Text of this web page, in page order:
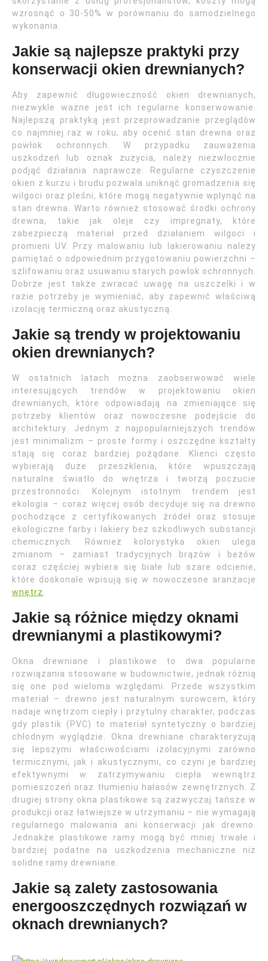
wzrosnąć o 30-50% w porównaniu do samodzielnego
wykonania.
Jakie są najlepsze praktyki przy
konserwacji okien drewnianych?
Aby zapewnić długowieczność okien drewnianych,
niezwykle ważne jest ich regularne konserwowanie.
Najlepszą praktyką jest przeprowadzanie przeglądów
co najmniej raz w roku, aby ocenić stan drewna oraz
powłok ochronnych. W przypadku zauważenia
uszkodzeń lub oznak zużycia, należy niezwłocznie
podjąć działania naprawcze. Regularne czyszczenie
okien z kurzu i brudu pozwala uniknąć gromadzenia się
wilgoci oraz pleśni, które mogą negatywnie wpłynąć na
stan drewna. Warto również stosować środki ochrony
drewna, takie jak oleje czy impregnaty, które
zabezpieczą materiał przed działaniem wilgoci i
promieni UV. Przy malowaniu lub lakierowaniu należy
pamiętać o odpowiednim przygotowaniu powierzchni –
szlifowaniu oraz usuwaniu starych powłok ochronnych.
Dobrze jest także zwracać uwagę na uszczelki i w
razie potrzeby je wymieniać, aby zapewnić właściwą
izolację termiczną oraz akustyczną.
Jakie są trendy w projektowaniu
okien drewnianych?
W ostatnich latach można zaobserwować wiele
interesujących trendów w projektowaniu okien
drewnianych, które odpowiadają na zmieniające się
potrzeby klientów oraz nowoczesne podejście do
architektury. Jednym z najpopularniejszych trendów
jest minimalizm – proste formy i oszczędne kształty
stają się coraz bardziej pożądane. Klienci często
wybierają duże przeszklenia, które wpuszczają
naturalne światło do wnętrza i tworzą poczucie
przestronności. Kolejnym istotnym trendem jest
ekologia – coraz więcej osób decyduje się na drewno
pochodzące z certyfikowanych źródeł oraz stosuje
ekologiczne farby i lakiery bez szkodliwych substancji
chemicznych. Również kolorystyka okien ulega
zmianom – zamiast tradycyjnych brązów i beżów
coraz częściej wybiera się białe lub szare odcienie,
które doskonale wpisują się w nowoczesne aranżacje
wnętrz
Jakie są różnice między oknami
drewnianymi a plastikowymi?
Okna drewniane i plastikowe to dwa popularne
rozwiązania stosowane w budownictwie, jednak różnią
się one pod wieloma względami. Przede wszystkim
materiał – drewno jest naturalnym surowcem, który
nadaje wnętrzom ciepły i przytulny charakter, podczas
gdy plastik (PVC) to materiał syntetyczny o bardziej
chłodnym wyglądzie. Okna drewniane charakteryzują
się lepszymi właściwościami izolacyjnymi zarówno
termicznymi, jak i akustycznymi, co czyni je bardziej
efektywnymi w zatrzymywaniu ciepła wewnątrz
pomieszczeń oraz tłumieniu hałasów zewnętrznych. Z
drugiej strony okna plastikowe są zazwyczaj tańsze w
produkcji oraz łatwiejsze w utrzymaniu – nie wymagają
regularnego malowania ani konserwacji jak drewno.
Jednakże plastikowe ramy mogą być mniej trwałe i
bardziej podatne na uszkodzenia mechaniczne niż
solidne ramy drewniane.
Jakie są zalety zastosowania
energooszczędnych rozwiązań w
oknach drewnianych?